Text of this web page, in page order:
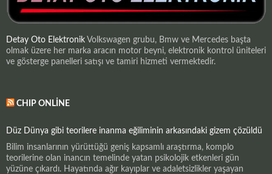
Detay Oto Elektronik Volkswagen grubu, Bmw ve Mercedes başta
olmak üzere her marka aracın motor beyni, elektronik kontrol üniteleri
ve gösterge panelleri satışı ve tamiri hizmeti vermektedir.
CHIP ONLINE
Düz Dünya gibi teorilere inanma eğiliminin arkasındaki gizem çözüldü
Bilim insanlarının yürüttüğü geniş kapsamlı araştırma, komplo
teorilerine olan inancın temelinde yatan psikolojik etkenleri gün
yüzüne çıkardı. Hayatında ağır kayıplar ve adaletsizlikler yaşayan